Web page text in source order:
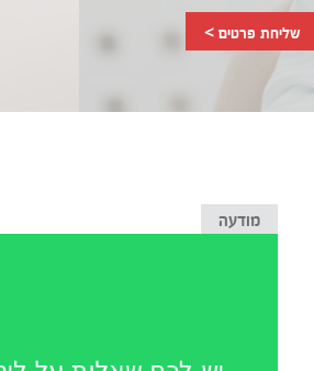
שליחת פרטים >
מודעה